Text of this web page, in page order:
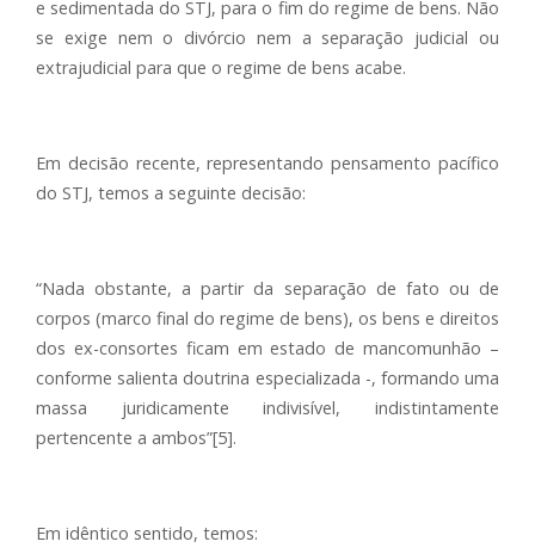
e sedimentada do STJ, para o fim do regime de bens. Não
se exige nem o divórcio nem a separação judicial ou
extrajudicial para que o regime de bens acabe.
Em decisão recente, representando pensamento pacífico
do STJ, temos a seguinte decisão:
“Nada obstante, a partir da separação de fato ou de
corpos (marco final do regime de bens), os bens e direitos
dos ex-consortes ficam em estado de mancomunhão –
conforme salienta doutrina especializada -, formando uma
massa juridicamente indivisível, indistintamente
pertencente a ambos”[5].
Em idêntico sentido, temos: